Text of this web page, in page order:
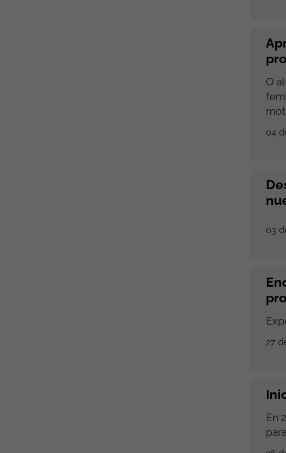
O
04
03
27
En